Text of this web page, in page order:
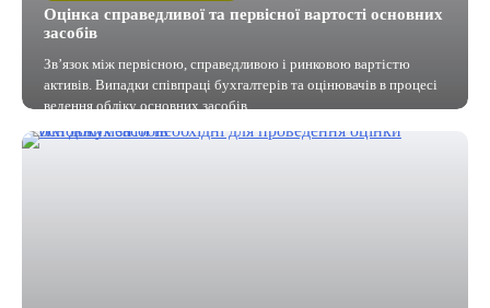
Оцінка справедливої та первісної вартості основних
засобів
Зв’язок між первісною, справедливою і ринковою вартістю
активів. Випадки співпраці бухгалтерів та оцінювачів в процесі
ведення обліку основних засобів.